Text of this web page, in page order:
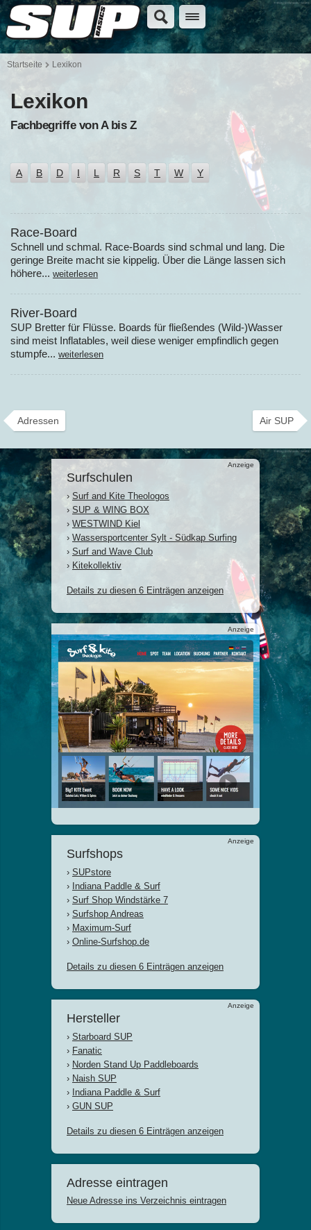
Startseite Lexikon
Lexikon
Fachbegriffe von A bis Z
A B D I L R S T W Y
Race-Board
Schnell und schmal. Race-Boards sind schmal und lang. Die
geringe Breite macht sie kippelig. Über die Länge lassen sich
höhere... weiterlesen
River-Board
SUP Bretter für Flüsse. Boards für fließendes (Wild-)Wasser
sind meist Inflatables, weil diese weniger empfindlich gegen
stumpfe... weiterlesen
Adressen Air SUP
Anzeige
Surfschulen
› Surf and Kite Theologos
› SUP & WING BOX
› WESTWIND Kiel
› Wassersportcenter Sylt - Südkap Surfing
› Surf and Wave Club
› Kitekollektiv
Details zu diesen 6 Einträgen anzeigen
Anzeige
Anzeige
Surfshops
› SUPstore
› Indiana Paddle & Surf
› Surf Shop Windstärke 7
› Surfshop Andreas
› Maximum-Surf
› Online-Surfshop.de
Details zu diesen 6 Einträgen anzeigen
Anzeige
Hersteller
› Starboard SUP
› Fanatic
› Norden Stand Up Paddleboards
› Naish SUP
› Indiana Paddle & Surf
› GUN SUP
Details zu diesen 6 Einträgen anzeigen
Adresse eintragen
Neue Adresse ins Verzeichnis eintragen